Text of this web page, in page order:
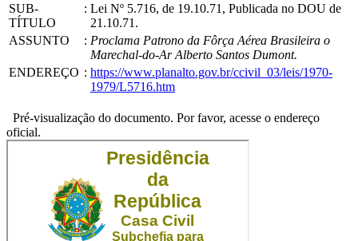
SUB-
TÍTULO
: Lei Nº 5.716, de 19.10.71, Publicada no DOU de
21.10.71.
ASSUNTO
: Proclama Patrono da Fôrça Aérea Brasileira o
Marechal-do-Ar Alberto Santos Dumont.
ENDEREÇO : https://www.planalto.gov.br/ccivil_03/leis/1970-
1979/L5716.htm
Pré-visualização do documento. Por favor, acesse o endereço
oficial.